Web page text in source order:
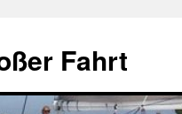
Fahrt